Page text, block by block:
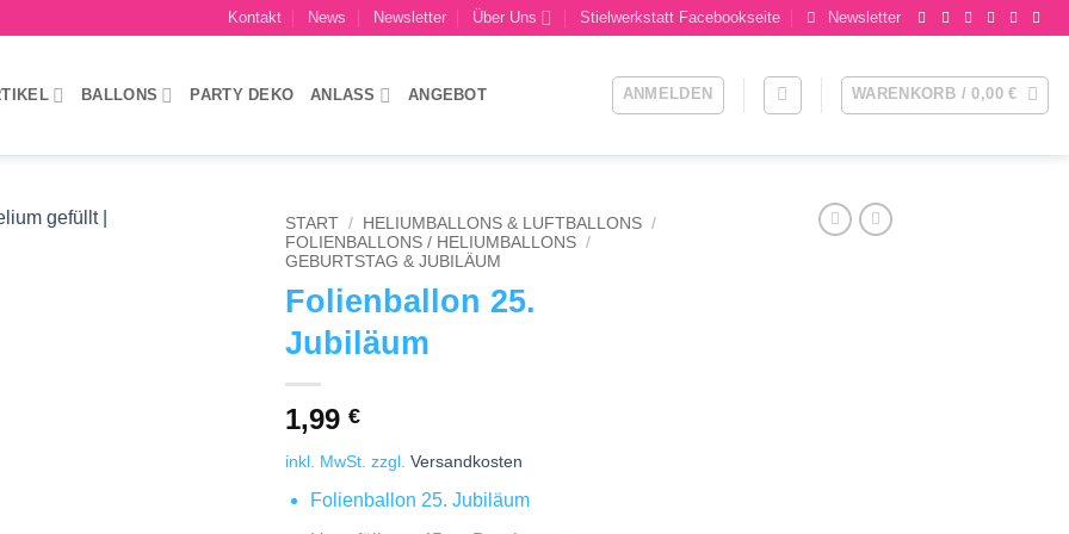
Kontakt News Newsletter Über Uns Stielwerkstatt Facebookseite Newsletter
BALLONS PARTY DEKO ANLASS ANGEBOT ANMELDEN WARENKORB /0,00€
START / HELIUMBALLONS & LUFTBALLONS /
FOLIENBALLONS / HELIUMBALLONS /
GEBURTSTAG & JUBILÄUM
Folienballon 25.
Jubiläum
1,99 €
inkl. MwSt. zzgl. Versandkosten
Folienballon 25. Jubiläum